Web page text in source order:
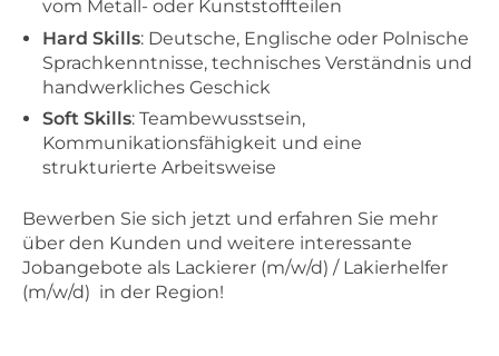
vom Metall- oder Kunststoffteilen
Hard Skills: Deutsche, Englische oder Polnische
Sprachkenntnisse, technisches Verständnis und
handwerkliches Geschick
Soft Skills: Teambewusstsein,
Kommunikationsfähigkeit und eine
strukturierte Arbeitsweise
Bewerben Sie sich jetzt und erfahren Sie mehr
über den Kunden und weitere interessante
Jobangebote als Lackierer (m/w/d) / Lakierhelfer
(m/w/d) in der Region!